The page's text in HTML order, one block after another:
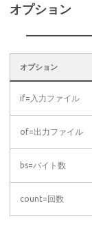
オプション
オプション
if=入力ファイル
of=出力ファイル
bs=バイト数
count=回数